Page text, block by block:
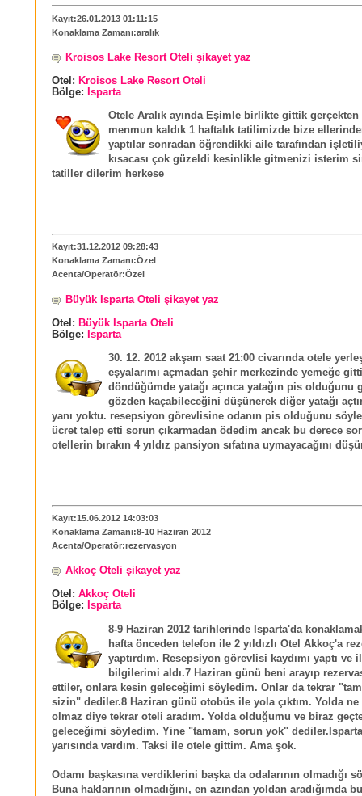
Kayıt:26.01.2013 01:11:15
Konaklama Zamanı:aralık
Kroisos Lake Resort Oteli şikayet yaz
Otel: Kroisos Lake Resort Oteli
Bölge:
Isparta
Otele Aralık ayında Eşimle birlikte gittik gerçekten
menmun kaldık 1 haftalık tatilimizde bize
yaptılar sonradan öğrendikki aile tarafından
kısacası çok güzeldi kesinlikle gitmenizi isterim
tatiller dilerim herkese
Kayıt:31.12.2012 09:28:43
Konaklama Zamanı:Özel
Acenta/Operatör:Özel
Büyük Isparta Oteli şikayet yaz
Otel: Büyük Isparta Oteli
Bölge:
Isparta
30. 12. 2012 akşam saat 21:00 civarında otele
eşyalarımı açmadan şehir merkezinde yemeğe
döndüğümde yatağı açınca yatağın pis olduğunu
gözden kaçabileceğini düşünerek diğer yatağı
yanı yoktu. resepsiyon görevlisine odanın pis olduğunu
ücret talep etti sorun çıkarmadan ödedim ancak bu derece
otellerin bırakın 4 yıldız pansiyon sıfatına uymayacağını
Kayıt:15.06.2012 14:03:03
Konaklama Zamanı:8-10 Haziran 2012
Acenta/Operatör:rezervasyon
Akkoç Oteli şikayet yaz
Otel: Akkoç Oteli
Bölge:
Isparta
8-9 Haziran 2012 tarihlerinde Isparta'da
hafta önceden telefon ile 2 yıldızlı Otel Akkoç'a
yaptırdım. Resepsiyon görevlisi kaydımı yaptı ve
bilgilerimi aldı.7 Haziran günü beni arayıp
ettiler, onlara kesin geleceğimi söyledim. Onlar da tekrar
sizin" dediler.8 Haziran günü otobüs ile yola çıktım. Yolda
olmaz diye tekrar oteli aradım. Yolda olduğumu ve biraz
geleceğimi söyledim. Yine "tamam, sorun yok"
yarısında vardım. Taksi ile otele gittim. Ama şok.
Odamı başkasına verdiklerini başka da odalarının olmadığı
Buna haklarının olmadığını, en azından yoldan aradığımda